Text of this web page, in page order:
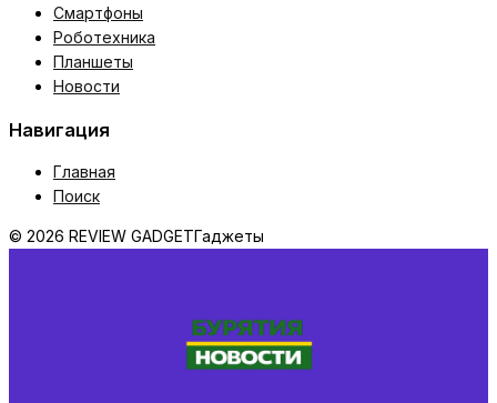
Смартфоны
Роботехника
Планшеты
Новости
Навигация
Главная
Поиск
© 2026 REVIEW GADGETГаджеты